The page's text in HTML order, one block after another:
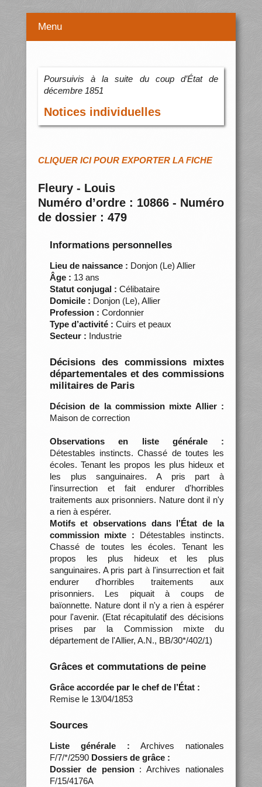
Menu
Poursuivis à la suite du coup d’État de
décembre 1851
Notices individuelles
CLIQUER ICI POUR EXPORTER LA FICHE
Fleury - Louis
Numéro d’ordre : 10866 - Numéro
de dossier : 479
Informations personnelles
Lieu de naissance : Donjon (Le) Allier
Âge : 13 ans
Statut conjugal : Célibataire
Domicile : Donjon (Le), Allier
Profession : Cordonnier
Type d’activité : Cuirs et peaux
Secteur : Industrie
Décisions des commissions mixtes
départementales et des commissions
militaires de Paris
Décision de la commission mixte Allier :
Maison de correction
Observations en liste générale :
Détestables instincts. Chassé de toutes les
écoles. Tenant les propos les plus hideux et
les plus sanguinaires. A pris part à
l'insurrection et fait endurer d'horribles
traitements aux prisonniers. Nature dont il n'y
a rien à espérer.
Motifs et observations dans l’État de la
commission mixte : Détestables instincts.
Chassé de toutes les écoles. Tenant les
propos les plus hideux et les plus
sanguinaires. A pris part à l'insurrection et fait
endurer d'horribles traitements aux
prisonniers. Les piquait à coups de
baïonnette. Nature dont il n'y a rien à espérer
pour l'avenir. (Etat récapitulatif des décisions
prises par la Commission mixte du
département de l'Allier, A.N., BB/30*/402/1)
Grâces et commutations de peine
Grâce accordée par le chef de l’État :
Remise le 13/04/1853
Sources
Liste générale : Archives nationales
F/7/*/2590 Dossiers de grâce :
Dossier de pension: Archives nationales
F/15/4176A